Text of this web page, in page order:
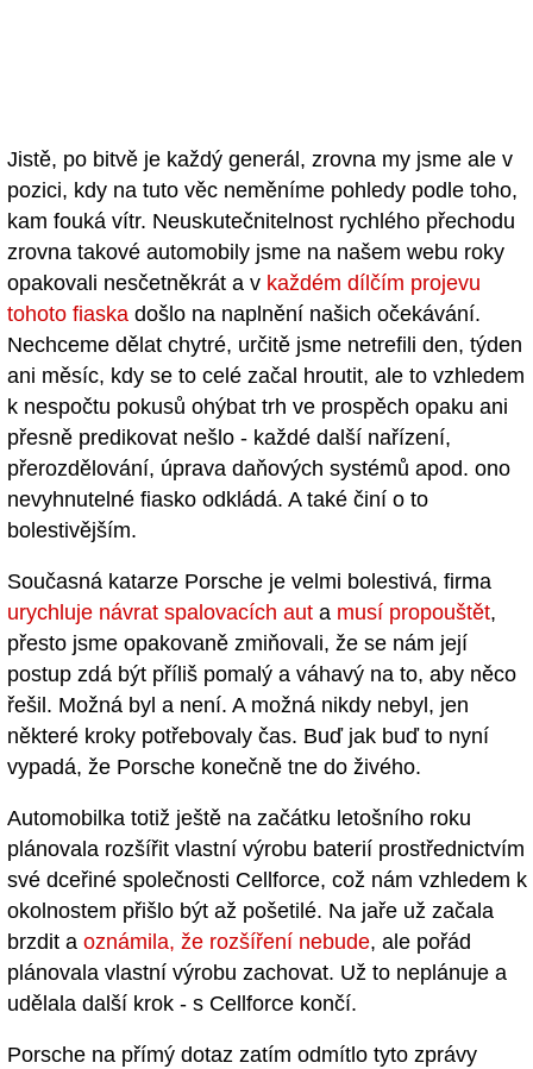
Jistě, po bitvě je každý generál, zrovna my jsme ale v
pozici, kdy na tuto věc neměníme pohledy podle toho,
kam fouká vítr. Neuskutečnitelnost rychlého přechodu
zrovna takové automobily jsme na našem webu roky
opakovali nesčetněkrát a v každém dílčím projevu
tohoto fiaska došlo na naplnění našich očekávání.
Nechceme dělat chytré, určitě jsme netrefili den, týden
ani měsíc, kdy se to celé začal hroutit, ale to vzhledem
k nespočtu pokusů ohýbat trh ve prospěch opaku ani
přesně predikovat nešlo - každé další nařízení,
přerozdělování, úprava daňových systémů apod. ono
nevyhnutelné fiasko odkládá. A také činí o to
bolestivějším.
Současná katarze Porsche je velmi bolestivá, firma
urychluje návrat spalovacích aut a musí propouštět,
přesto jsme opakovaně zmiňovali, že se nám její
postup zdá být příliš pomalý a váhavý na to, aby něco
řešil. Možná byl a není. A možná nikdy nebyl, jen
některé kroky potřebovaly čas. Buď jak buď to nyní
vypadá, že Porsche konečně tne do živého.
Automobilka totiž ještě na začátku letošního roku
plánovala rozšířit vlastní výrobu baterií prostřednictvím
své dceřiné společnosti Cellforce, což nám vzhledem k
okolnostem přišlo být až pošetilé. Na jaře už začala
brzdit a oznámila, že rozšíření nebude, ale pořád
plánovala vlastní výrobu zachovat. Už to neplánuje a
udělala další krok - s Cellforce končí.
Porsche na přímý dotaz zatím odmítlo tyto zprávy